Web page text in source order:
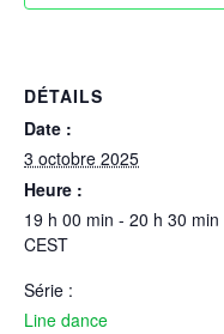
DÉTAILS
Date :
3 octobre 2025
Heure :
19 h 00 min - 20 h 30 min
CEST
Série :
Line dance